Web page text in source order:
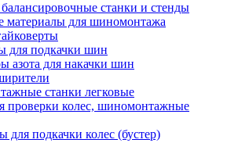
станки и стенды
материалы для шиномонтажа
для подкачки шин
азота для накачки шин
станки легковые
проверки колес, шиномонтажные
для подкачки колес (бустер)